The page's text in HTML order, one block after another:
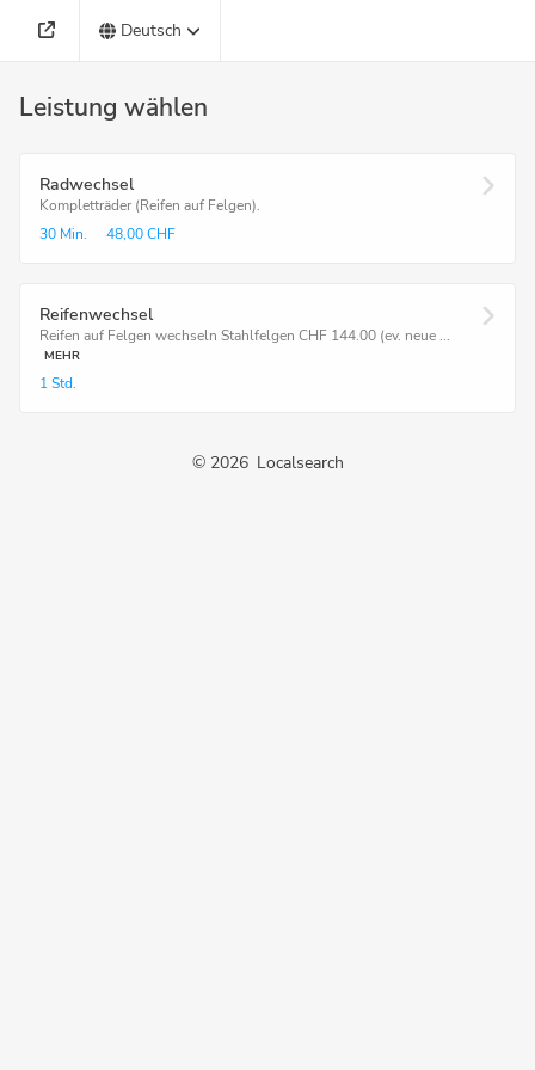
Deutsch
Leistung wählen
Radwechsel
Kompletträder (Reifen auf Felgen).
30 Min.
48,00 CHF
Reifenwechsel
Reifen auf Felgen wechseln Stahlfelgen CHF 144.00 (ev. neue ...
MEHR
1 Std.
© 2026 Localsearch